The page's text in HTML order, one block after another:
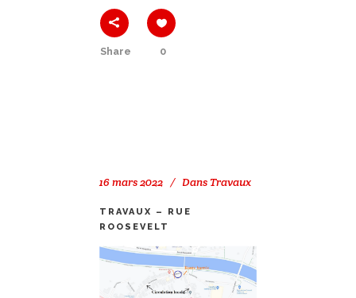
Share 0
16 mars 2022 Dans Travaux
TRAVAUX – RUE
ROOSEVELT